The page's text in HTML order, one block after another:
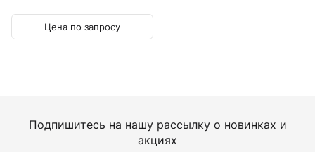
Цена по запросу
Подпишитесь на нашу рассылку о новинках и
акциях